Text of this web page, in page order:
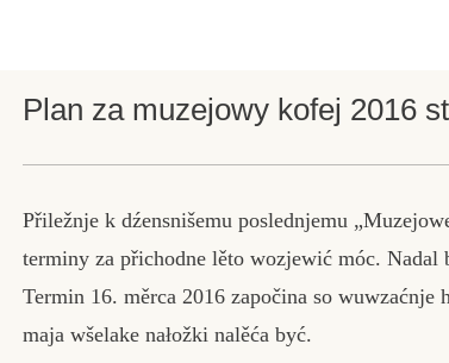
Plan za muzejowy kofej 2016
Přiležnje k dźensnišemu poslednjemu
terminy za přichodne lěto wozjewić móc. Nadal
Termin 16. měrca 2016 započina so
maja wšelake nałožki nalěća być.